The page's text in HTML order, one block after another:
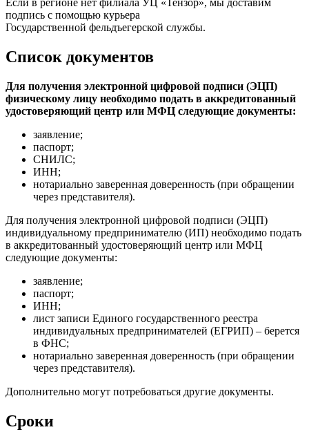
подпись с помощью курьера
Государственной фельдъегерской службы.
Список документов
Для получения электронной цифровой подписи (ЭЦП)
физическому лицу необходимо подать в аккредитованный
удостоверяющий центр или МФЦ следующие документы:
заявление;
паспорт;
СНИЛС;
ИНН;
нотариально заверенная доверенность (при обращении
через представителя).
Для получения электронной цифровой подписи (ЭЦП)
индивидуальному предпринимателю (ИП) необходимо подать
в аккредитованный удостоверяющий центр или МФЦ
следующие документы:
заявление;
паспорт;
ИНН;
лист записи Единого государственного реестра
индивидуальных предпринимателей (ЕГРИП) – берется
в ФНС;
нотариально заверенная доверенность (при обращении
через представителя).
Дополнительно могут потребоваться другие документы.
Сроки